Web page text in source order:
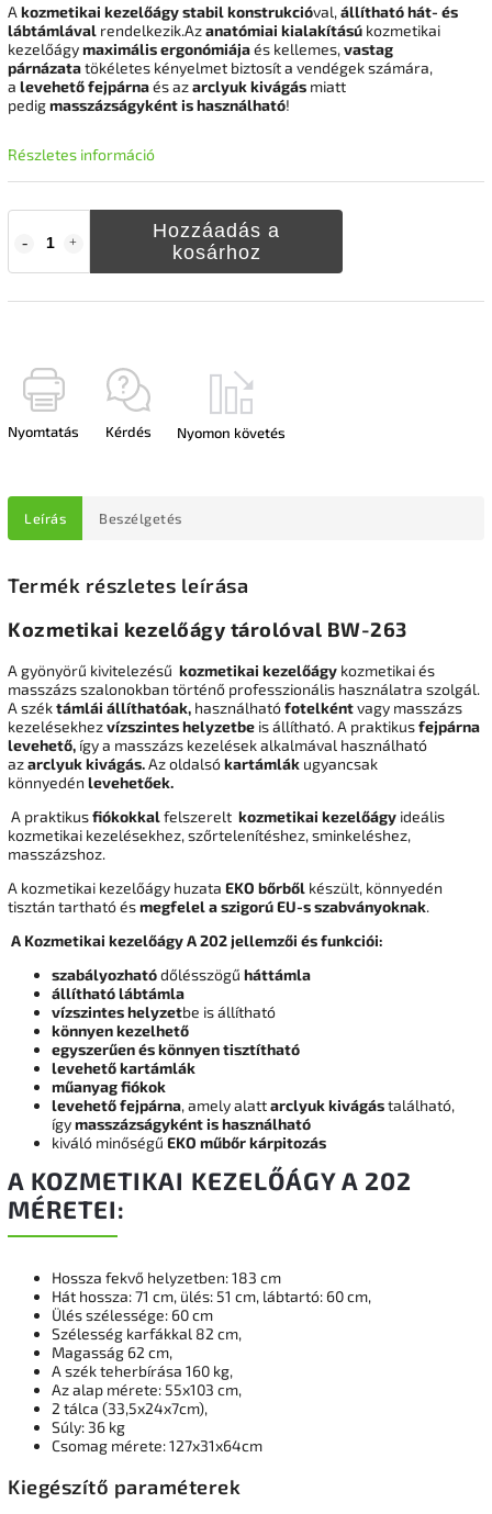
Hozzáadás a
kosárhoz
A kozmetikai kezelőágy stabil konstrukcióval,állítható hát- és
lábtámlával rendelkezik.Azanatómiai kialakítású kozmetikai
kezelőágymaximális ergonómiájaés kellemes,vastag
párnázatatökéletes kényelmet biztosít a vendégek számára,
a levehető fejpárnaés azarclyuk kivágás miatt
pedigmasszázságyként is használható!
Részletes információ
Nyomtatás Kérdés Nyomon követés
Leírás Beszélgetés
Termék részletes leírása
Kozmetikai kezelőágy tárolóval BW-263
A gyönyörű kivitelezésű kozmetikai kezelőágy kozmetikai és
masszázs szalonokban történő professzionális használatra szolgál.
A széktámlái állíthatóak, használhatófotelkéntvagy masszázs
kezelésekhezvízszintes helyzetbe is állítható. A praktikusfejpárna
levehető, így a masszázs kezelések alkalmával használható
azarclyuk kivágás.Az oldalsókartámlák ugyancsak
könnyedén levehetőek.
A praktikusfiókokkalfelszerelt kozmetikai kezelőágy ideális
kozmetikai kezelésekhez, szőrtelenítéshez, sminkeléshez,
masszázshoz.
A kozmetikai kezelőágy huzata EKO bőrből készült, könnyedén
tisztán tartható ésmegfelel a szigorú EU-s szabványoknak.
A Kozmetikai kezelőágy A 202 jellemzői és funkciói:
szabályozhatódőlésszögű háttámla
állítható lábtámla
vízszintes helyzetbe is állítható
könnyen kezelhető
egyszerűen és könnyen tisztítható
levehető kartámlák
műanyag fiókok
levehető fejpárna, amely alattarclyuk kivágástalálható,
ígymasszázságyként is használható
kiváló minőségű EKO műbőr kárpitozás
A KOZMETIKAI KEZELŐÁGY A 202
MÉRETEI:
Hossza fekvő helyzetben: 183 cm
Hát hossza: 71 cm, ülés: 51 cm, lábtartó: 60 cm,
Ülés szélessége: 60 cm
Szélesség karfákkal 82 cm,
Magasság 62 cm,
A szék teherbírása 160 kg,
Az alap mérete: 55x103 cm,
2 tálca (33,5x24x7cm),
Súly: 36 kg
Csomag mérete: 127x31x64cm
Kiegészítő paraméterek